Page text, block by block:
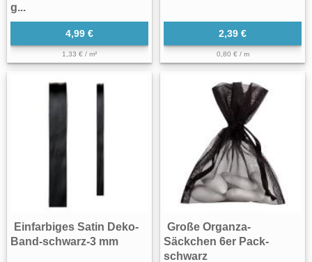
g...
4,99 €
1,33 € / m²
2,39 €
0,80 € / m
Einfarbiges Satin Deko-
Band-schwarz-3 mm
Große Organza-
Säckchen 6er Pack-
schwarz